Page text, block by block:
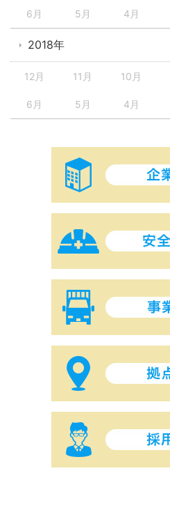
6月 5月 4月
2018年
12月 11月 10月
6月 5月 4月